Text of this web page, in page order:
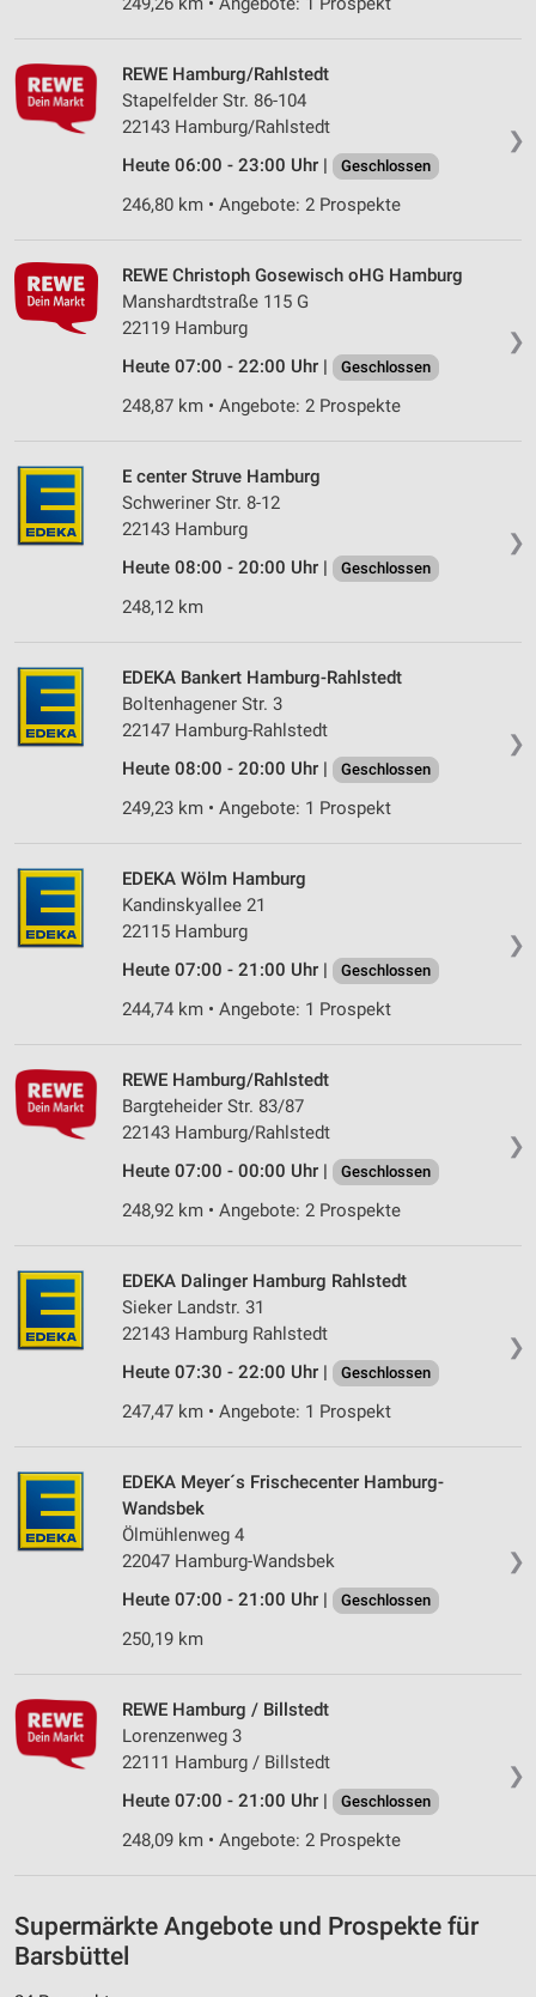
❯
REWE Hamburg/Rahlstedt
Stapelfelder Str. 86-104
22143 Hamburg/Rahlstedt
Heute 06:00 - 23:00 Uhr |
Geschlossen
246,80 km • Angebote: 2 Prospekte
❯
REWE Christoph Gosewisch oHG Hamburg
Manshardtstraße 115 G
22119 Hamburg
Heute 07:00 - 22:00 Uhr |
Geschlossen
248,87 km • Angebote: 2 Prospekte
❯
E center Struve Hamburg
Schweriner Str. 8-12
22143 Hamburg
Heute 08:00 - 20:00 Uhr |
Geschlossen
248,12 km
❯
EDEKA Bankert Hamburg-Rahlstedt
Boltenhagener Str. 3
22147 Hamburg-Rahlstedt
Heute 08:00 - 20:00 Uhr |
Geschlossen
249,23 km • Angebote: 1 Prospekt
❯
EDEKA Wölm Hamburg
Kandinskyallee 21
22115 Hamburg
Heute 07:00 - 21:00 Uhr |
Geschlossen
244,74 km • Angebote: 1 Prospekt
❯
REWE Hamburg/Rahlstedt
Bargteheider Str. 83/87
22143 Hamburg/Rahlstedt
Heute 07:00 - 00:00 Uhr |
Geschlossen
248,92 km • Angebote: 2 Prospekte
❯
EDEKA Dalinger Hamburg Rahlstedt
Sieker Landstr. 31
22143 Hamburg Rahlstedt
Heute 07:30 - 22:00 Uhr |
Geschlossen
247,47 km • Angebote: 1 Prospekt
❯
EDEKA Meyer´s Frischecenter Hamburg-
Wandsbek
Ölmühlenweg 4
22047 Hamburg-Wandsbek
Heute 07:00 - 21:00 Uhr |
Geschlossen
250,19 km
❯
REWE Hamburg / Billstedt
Lorenzenweg 3
22111 Hamburg / Billstedt
Heute 07:00 - 21:00 Uhr |
Geschlossen
248,09 km • Angebote: 2 Prospekte
Supermärkte Angebote und Prospekte für
Barsbüttel